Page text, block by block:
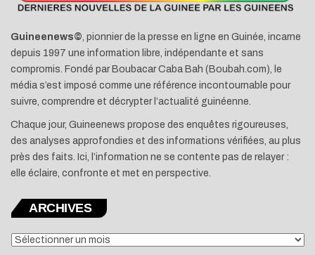
Guineenews©, pionnier de la presse en ligne en Guinée, incarne
depuis 1997 une information libre, indépendante et sans
compromis. Fondé par Boubacar Caba Bah (Boubah.com), le
média s’est imposé comme une référence incontournable pour
suivre, comprendre et décrypter l’actualité guinéenne.
Chaque jour, Guineenews propose des enquêtes rigoureuses,
des analyses approfondies et des informations vérifiées, au plus
près des faits. Ici, l’information ne se contente pas de relayer :
elle éclaire, confronte et met en perspective.
ARCHIVES
ARCHIVES